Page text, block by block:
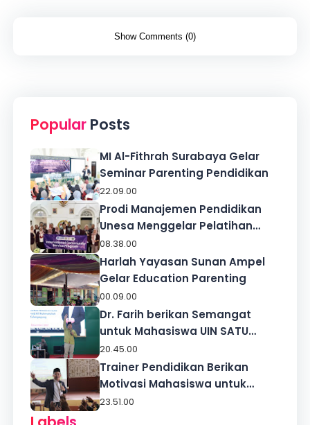
Show Comments (0)
Popular Posts
MI Al-Fithrah Surabaya Gelar
Seminar Parenting Pendidikan
22.09.00
Prodi Manajemen Pendidikan
Unesa Menggelar Pelatihan
KOSP di Sekolah Indonesia
Kuala Lumpur
08.38.00
Harlah Yayasan Sunan Ampel
Gelar Education Parenting
00.09.00
Dr. Farih berikan Semangat
untuk Mahasiswa UIN SATU
Tulungagung
20.45.00
Trainer Pendidikan Berikan
Motivasi Mahasiswa untuk
Sukses
23.51.00